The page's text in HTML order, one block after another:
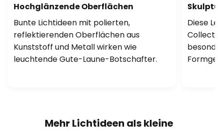
Hochglänzende Oberflächen
Bunte Lichtideen mit polierten,
reflektierenden Oberflächen aus
Kunststoff und Metall wirken wie
leuchtende Gute-Laune-Botschafter.
Diese
Mehr Lichtideen als kleine